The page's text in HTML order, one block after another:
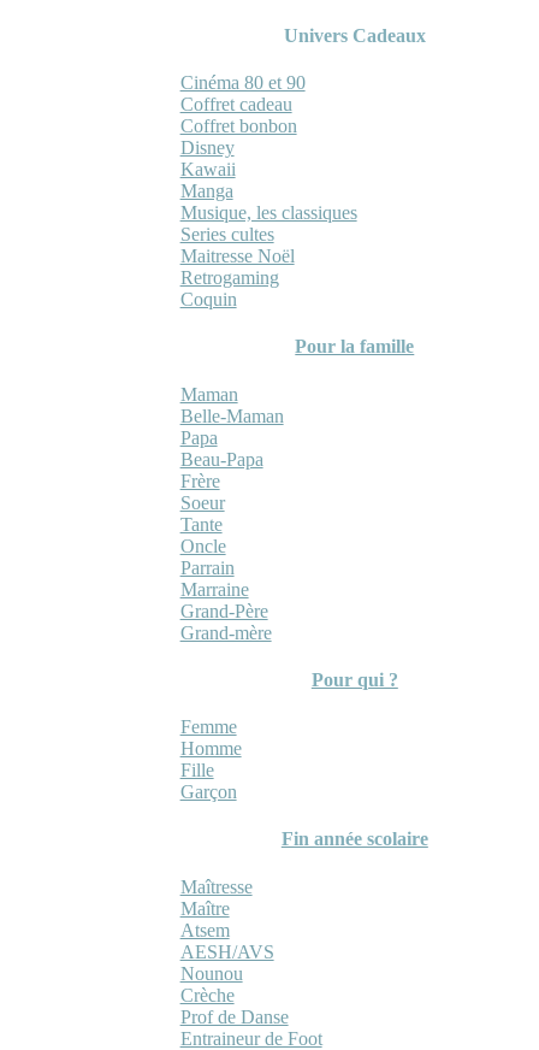
Univers Cadeaux
Cinéma 80 et 90
Coffret cadeau
Coffret bonbon
Disney
Kawaii
Manga
Musique, les classiques
Series cultes
Maitresse Noël
Retrogaming
Coquin
Pour la famille
Maman
Belle-Maman
Papa
Beau-Papa
Frère
Soeur
Tante
Oncle
Parrain
Marraine
Grand-Père
Grand-mère
Pour qui ?
Femme
Homme
Fille
Garçon
Fin année scolaire
Maîtresse
Maître
Atsem
AESH/AVS
Nounou
Crèche
Prof de Danse
Entraineur de Foot